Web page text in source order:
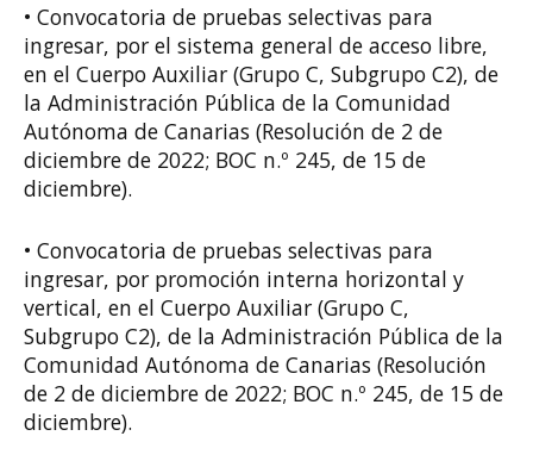
• Convocatoria de pruebas selectivas para
ingresar, por el sistema general de acceso libre,
en el Cuerpo Auxiliar (Grupo C, Subgrupo C2), de
la Administración Pública de la Comunidad
Autónoma de Canarias (Resolución de 2 de
diciembre de 2022; BOC n.º 245, de 15 de
diciembre).
• Convocatoria de pruebas selectivas para
ingresar, por promoción interna horizontal y
vertical, en el Cuerpo Auxiliar (Grupo C,
Subgrupo C2), de la Administración Pública de la
Comunidad Autónoma de Canarias (Resolución
de 2 de diciembre de 2022; BOC n.º 245, de 15 de
diciembre).